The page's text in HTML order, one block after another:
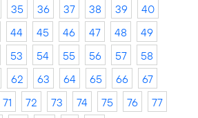
35 36 37 38 39
40
44 45 46 47 48
49
53 54 55 56 57
58
62 63 64 65 66
67
71 72 73 74 75 76
77